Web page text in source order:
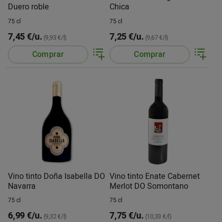
Duero roble
75 cl
7,45 €/u. (9,93 €/l)
Comprar
Chica
75 cl
7,25 €/u. (9,67 €/l)
Comprar
Vino tinto Doña Isabella DO
Navarra
75 cl
6,99 €/u. (9,32 €/l)
Vino tinto Enate Cabernet
Merlot DO Somontano
75 cl
7,75 €/u. (10,33 €/l)